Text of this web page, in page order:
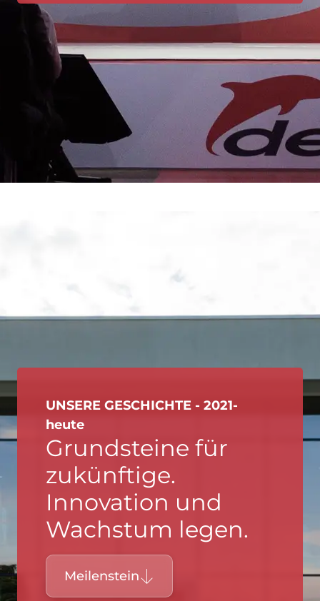
UNSERE GESCHICHTE - 2021-
heute
Grundsteine für
zukünftige.
Innovation und
Wachstum legen.
Meilenstein